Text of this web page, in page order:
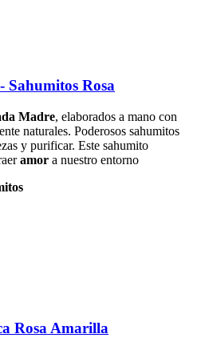
Rosa
Madre, elaborados a mano con
naturales. Poderosos sahumitos
y purificar. Este sahumito
amor a nuestro entorno
Rosa Amarilla